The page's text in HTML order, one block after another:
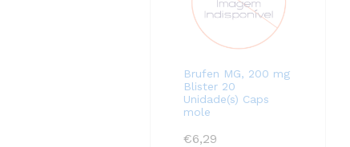
Brufen MG, 200 mg
Blister 20
Unidade(s) Caps
mole
€6,29